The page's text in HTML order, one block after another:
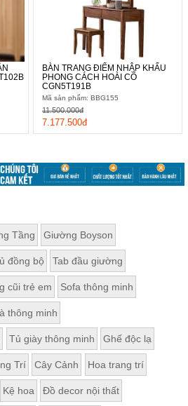
BÀN TRANG ĐIỂM NHẬP KHẨU
PHONG CÁCH HOÀI CỔ
CGN5T191B
Mã sản phẩm: BBG155
7.177.500đ
11.500.000đ
Tầng Giường Boyson
đồng bộ Tab đầu giường
cũi trẻ em Sofa thông minh
thông minh
Tủ giày thông minh Ghế độc lạ
Trí Cây Cảnh Hoa trang trí
Kệ hoa Đồ decor nội thất